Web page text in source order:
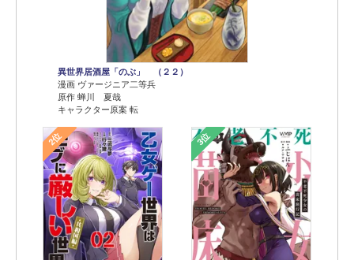
異世界居酒屋「のぶ」 （２２）
漫画 ヴァージニア二等兵
原作 蝉川 夏哉
キャラクター原案 転
2位 3位